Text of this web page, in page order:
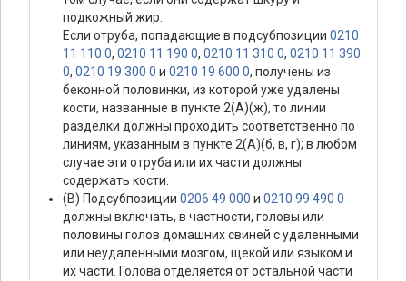
подкожный жир.
Если отруба, попадающие в подсубпозиции 0210
11 110 0, 0210 11 190 0, 0210 11 310 0, 0210 11 390
0, 0210 19 300 0 и 0210 19 600 0, получены из
беконной половинки, из которой уже удалены
кости, названные в пункте 2(А)(ж), то линии
разделки должны проходить соответственно по
линиям, указанным в пункте 2(А)(б, в, г); в любом
случае эти отруба или их части должны
содержать кости.
(В) Подсубпозиции 0206 49 000 и 0210 99 490 0
должны включать, в частности, головы или
половины голов домашних свиней с удаленными
или неудаленными мозгом, щекой или языком и
их части. Голова отделяется от остальной части